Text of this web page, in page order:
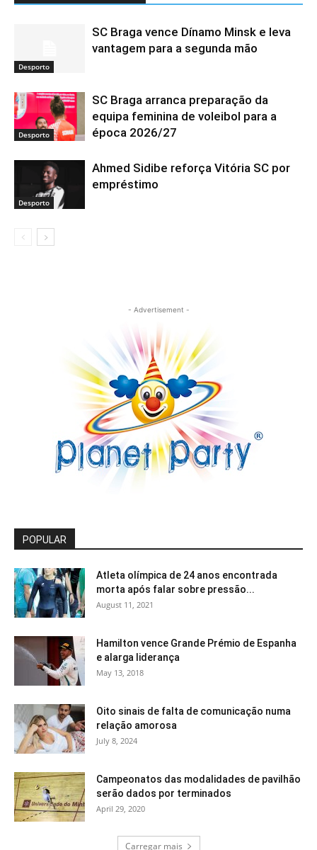
Desporto
SC Braga vence Dínamo Minsk e leva
vantagem para a segunda mão
Desporto
SC Braga arranca preparação da
equipa feminina de voleibol para a
época 2026/27
Desporto
Ahmed Sidibe reforça Vitória SC por
empréstimo
- Advertisement -
POPULAR
Atleta olímpica de 24 anos encontrada
morta após falar sobre pressão...
August 11, 2021
Hamilton vence Grande Prémio de Espanha
e alarga liderança
May 13, 2018
Oito sinais de falta de comunicação numa
relação amorosa
July 8, 2024
Campeonatos das modalidades de pavilhão
serão dados por terminados
April 29, 2020
Carregar mais